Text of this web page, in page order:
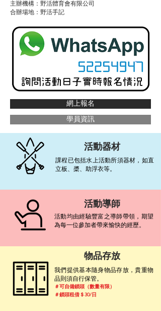
主辦機構：野活體育會有限公司
合辦場地：野活手記
網上報名
學員資訊
活動器材
課程已包括水上活動所須器材，如直
立板、槳、助浮衣等。
活動導師
活動均由經驗豐富之導師帶領，期望
為每一位參加者帶來愉快的經歷。
​物品存放
我們提供基本隨身物品存放，貴重物
品則須自行保管。
＃可自備鎖頭（數量有限）
＃鎖頭租借＄30/日